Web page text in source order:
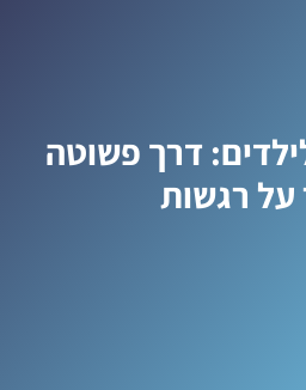
דרך פשוטה
על רגשות